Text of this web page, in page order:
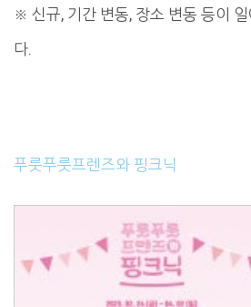
※ 신규, 기간 변동, 장소 변동 등이 일
다.
푸룻푸룻프렌즈와 핑크닉